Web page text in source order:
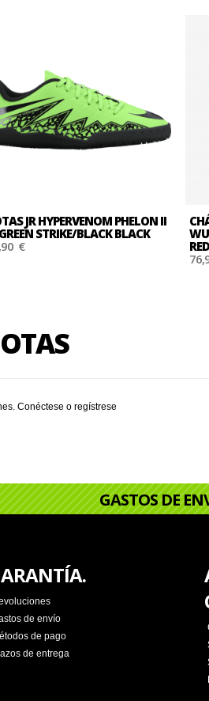
JR HYPERVENOM PHELON II
STRIKE/BLACK BLACK
€
Conéctese oregístrese
GASTOS DE
de envío
de pago
de entrega